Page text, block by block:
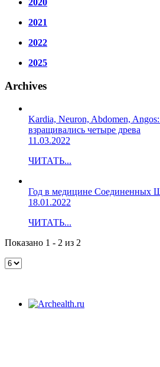
2020
2021
2022
2025
Archives
Kardia, Neuron, Abdomen,
взращивались четыре древа
11.03.2022
ЧИТАТЬ...
Год в медицине Соединенных
18.01.2022
ЧИТАТЬ...
Показано 1 - 2 из 2